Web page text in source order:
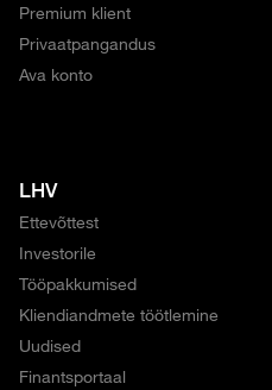
Premium klient
Privaatpangandus
Ava konto
LHV
Ettevõttest
Investorile
Tööpakkumised
Kliendiandmete töötlemine
Uudised
Finantsportaal